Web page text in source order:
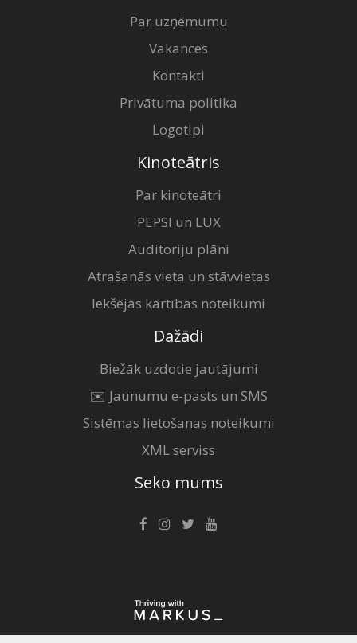
Par uzņēmumu
Vakances
Kontakti
Privātuma politika
Logotipi
Kinoteātris
Par kinoteātri
PEPSI un LUX
Auditoriju plāni
Atrašanās vieta un stāvvietas
Iekšējās kārtības noteikumi
Dažādi
Biežāk uzdotie jautājumi
✉️ Jaunumu e-pasts un SMS
Sistēmas lietošanas noteikumi
XML serviss
Seko mums